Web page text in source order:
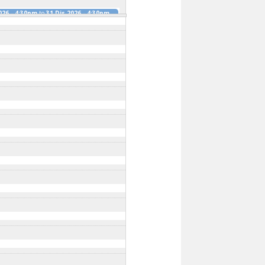
- 4:30pmto31 Dis 2026 - 4:30pm